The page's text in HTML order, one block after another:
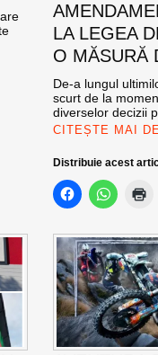
LA LEGEA
O MĂSURĂ
De-a lungul
scurt de la
diverselor decizii
CITEȘTE MAI
Distribuie acest